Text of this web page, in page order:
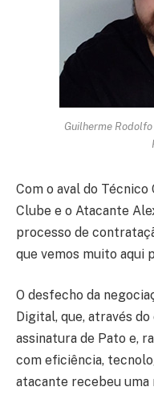
Guilherme
Com o aval do
Clube e o Atacante
processo de
que vemos muito aqui
O desfecho da
Digital, que, através
assinatura de Pato e,
com eficiência,
atacante recebeu uma